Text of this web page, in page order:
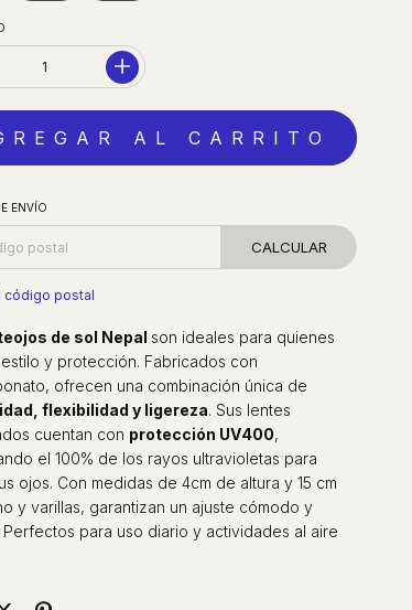
ENVÍO
CALCULAR
código postal
de sol Nepal son ideales para quienes
y protección. Fabricados con
ofrecen una combinación única de
flexibilidad y ligereza. Sus lentes
cuentan con protección UV400,
el 100% de los rayos ultravioletas para
ojos. Con medidas de 4cm de altura y 15 cm
y varillas, garantizan un ajuste cómodo y
Perfectos para uso diario y actividades al aire